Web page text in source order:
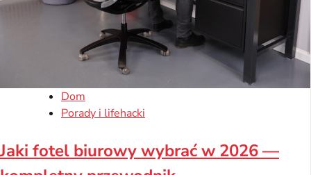
Dom
Porady i lifehacki
Jaki fotel biurowy wybrać w 2026 —